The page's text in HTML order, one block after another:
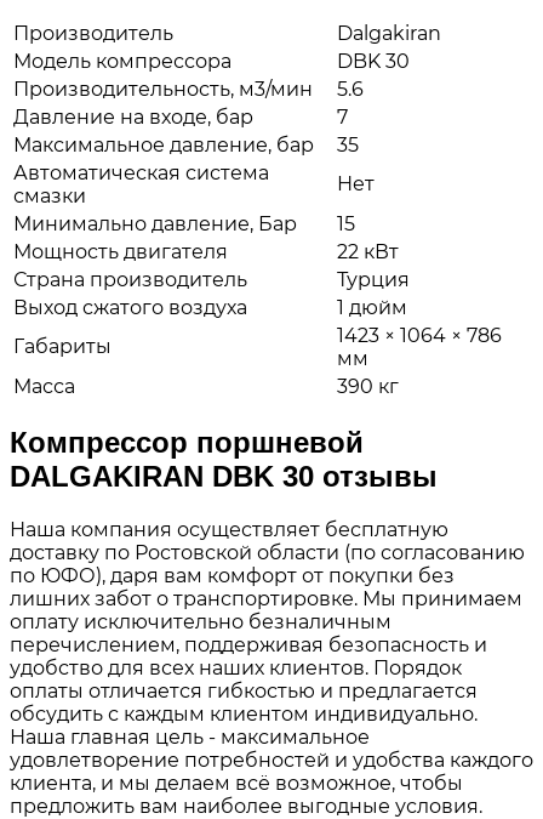
Производитель
Dalgakiran
Модель компрессора
DBK 30
Производительность, м3/мин
5.6
Давление на входе, бар
7
Максимальное давление, бар
35
Автоматическая система
смазки
Нет
Минимально давление, Бар
15
Мощность двигателя
22 кВт
Страна производитель
Турция
Выход сжатого воздуха
1 дюйм
Габариты
1423 × 1064 × 786
мм
Масса
390 кг
Компрессор поршневой
DALGAKIRAN DBK 30 отзывы
Наша компания осуществляет бесплатную
доставку по Ростовской области (по согласованию
по ЮФО), даря вам комфорт от покупки без
лишних забот о транспортировке. Мы принимаем
оплату исключительно безналичным
перечислением, поддерживая безопасность и
удобство для всех наших клиентов. Порядок
оплаты отличается гибкостью и предлагается
обсудить с каждым клиентом индивидуально.
Наша главная цель - максимальное
удовлетворение потребностей и удобства каждого
клиента, и мы делаем всё возможное, чтобы
предложить вам наиболее выгодные условия.